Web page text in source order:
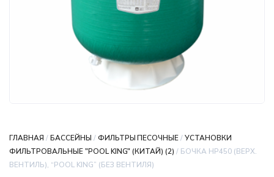
ГЛАВНАЯ /БАССЕЙНЫ /ФИЛЬТРЫ ПЕСОЧНЫЕ/УСТАНОВКИ
ФИЛЬТРОВАЛЬНЫЕ "POOL KING" (КИТАЙ) (2) / БОЧКА HР450 (ВЕРХ.
ВЕНТИЛЬ), “POOL KING” (БЕЗ ВЕНТИЛЯ)